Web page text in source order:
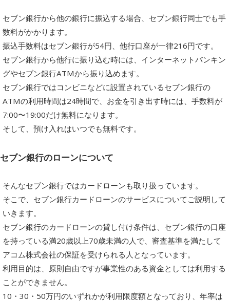
セブン銀行から他の銀行に振込する場合、セブン銀行同士でも手
数料がかかります。
振込手数料はセブン銀行が54円、他行口座が一律216円です。
セブン銀行から他行に振り込む時には、インターネットバンキン
グやセブン銀行ATMから振り込めます。
セブン銀行ではコンビニなどに設置されているセブン銀行の
ATMの利用時間は24時間で、お金を引き出す時には、手数料が
7:00〜19:00だけ無料になります。
そして、預け入れはいつでも無料です。
セブン銀行のローンについて
そんなセブン銀行ではカードローンも取り扱っています。
そこで、セブン銀行カードローンのサービスについてご説明して
いきます。
セブン銀行のカードローンの貸し付け条件は、セブン銀行の口座
を持っている満20歳以上70歳未満の人で、審査基準を満たして
アコム株式会社の保証を受けられる人となっています。
利用目的は、原則自由ですが事業性のある資金としては利用する
ことができません。
10・30・50万円のいずれかが利用限度額となっており、年率は